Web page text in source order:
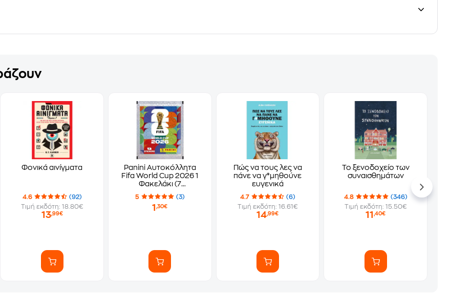
Φονικά αινίγματα
4.6
(92)
Τιμή εκδότη: 18.80€
13,99€
Panini Αυτοκόλλητα
Fifa World Cup 2026 1
Φακελάκι (7
Αυτοκόλλητα)
5 (3)
1,30€
Πώς να τους λες να
πάνε να γ*μηθούνε
ευγενικά
4.7
(6)
Τιμή εκδότη: 16.61€
14,99€
Το ξενοδοχείο των
συναισθημάτων
4.8
(346)
Τιμή εκδότη: 15.50€
11,40€